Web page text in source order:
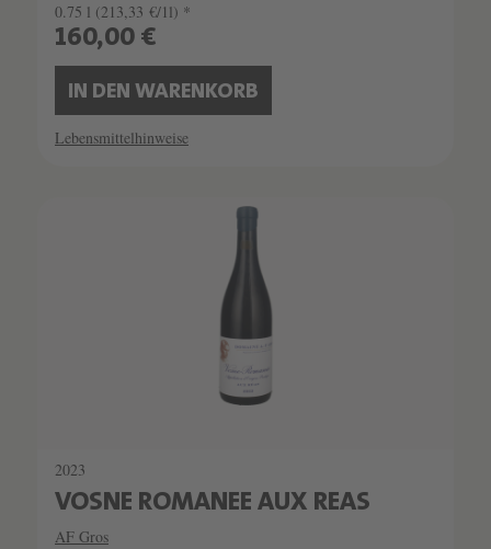
0.75 l (213,33 €/1l) *
160,00 €
IN DEN WARENKORB
Lebensmittelhinweise
2023
VOSNE ROMANEE AUX REAS
AF Gros